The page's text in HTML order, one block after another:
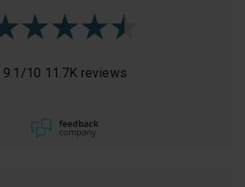
9.1 /10 11.7K reviews